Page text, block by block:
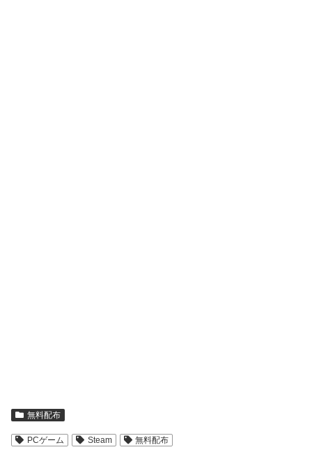
無料配布
PCゲーム Steam 無料配布